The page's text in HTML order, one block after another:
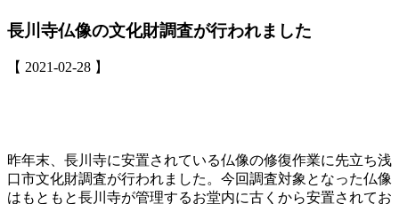
長川寺仏像の文化財調査が行われました
【 2021-02-28 】
昨年末、長川寺に安置されている仏像の修復作業に先立ち浅
口市文化財調査が行われました。今回調査対象となった仏像
はもともと長川寺が管理するお堂内に古くから安置されてお